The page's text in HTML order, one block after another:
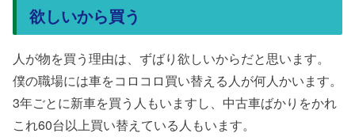
欲しいから買う
人が物を買う理由は、ずばり欲しいからだと思います。
僕の職場には車をコロコロ買い替える人が何人かいます。
3年ごとに新車を買う人もいますし、中古車ばかりをかれ
これ60台以上買い替えている人もいます。